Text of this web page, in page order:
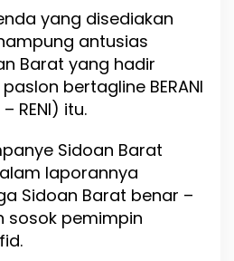
g
a
n
B
E
A
I
K
m
p
yang disediakan
antusias
Barat yang hadir
bertagline BERANI
– RENI) itu.
Sidoan Barat
laporannya
Sidoan Barat benar –
sosok pemimpin